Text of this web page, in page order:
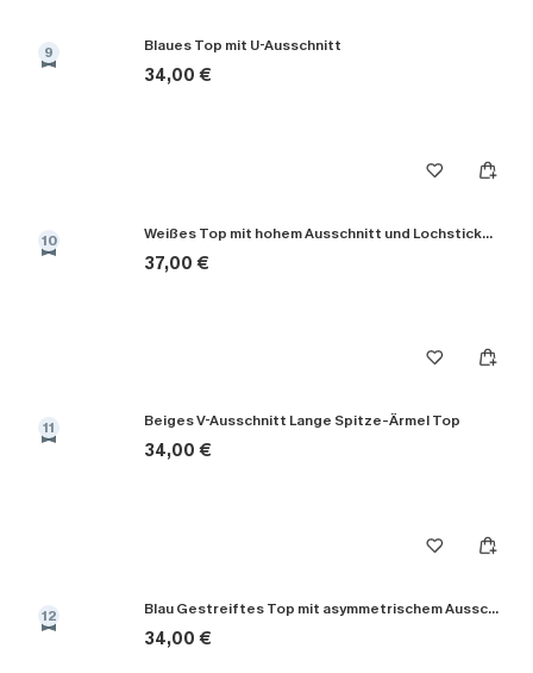
9 Blaues Top mit U-Ausschnitt
34,00 €
10 Weißes Top mit hohem Ausschnitt und Lochstickerei
37,00 €
11 Beiges V-Ausschnitt Lange Spitze-Ärmel Top
34,00 €
12 Blau Gestreiftes Top mit asymmetrischem Ausschnitt
34,00 €